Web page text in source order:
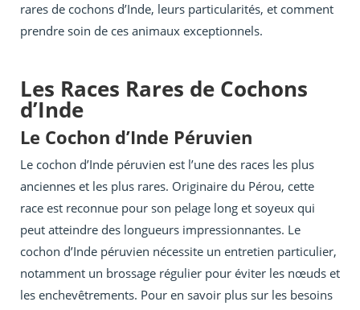
rares de cochons d’Inde, leurs particularités, et comment
prendre soin de ces animaux exceptionnels.
Les Races Rares de Cochons
d’Inde
Le Cochon d’Inde Péruvien
Le cochon d’Inde péruvien est l’une des races les plus
anciennes et les plus rares. Originaire du Pérou, cette
race est reconnue pour son pelage long et soyeux qui
peut atteindre des longueurs impressionnantes. Le
cochon d’Inde péruvien nécessite un entretien particulier,
notamment un brossage régulier pour éviter les nœuds et
les enchevêtrements. Pour en savoir plus sur les besoins